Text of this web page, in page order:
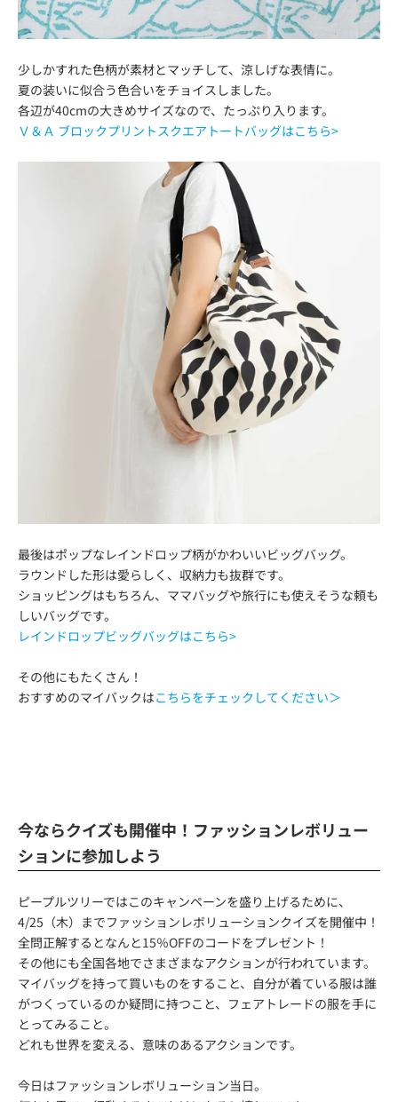
少しかすれた色柄が素材とマッチして、涼しげな表情に。
夏の装いに似合う色合いをチョイスしました。
各辺が40cmの大きめサイズなので、たっぷり入ります。
Ｖ＆Ａ ブロックプリントスクエアトートバッグはこちら>
最後はポップなレインドロップ柄がかわいいビッグバッグ。
ラウンドした形は愛らしく、収納力も抜群です。
ショッピングはもちろん、ママバッグや旅行にも使えそうな頼も
しいバッグです。
レインドロップビッグバッグはこちら>
その他にもたくさん！
おすすめのマイバックはこちらをチェックしてください＞
今ならクイズも開催中！ファッションレボリュー
ションに参加しよう
ピープルツリーではこのキャンペーンを盛り上げるために、
4/25（木）までファッションレボリューションクイズを開催中！
全問正解するとなんと15％OFFのコードをプレゼント！
その他にも全国各地でさまざまなアクションが行われています。
マイバッグを持って買いものをすること、自分が着ている服は誰
がつくっているのか疑問に持つこと、フェアトレードの服を手に
とってみること。
どれも世界を変える、意味のあるアクションです。
今日はファッションレボリューション当日。